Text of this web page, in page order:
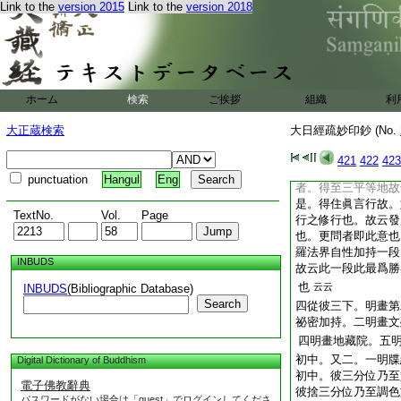
Link to the version 2015 Link to the version 2018
ホーム 検索 ご挨拶 組織 利
大正蔵検索
punctuation Hangul Eng
TextNo. Vol. Page
INBUDS
INBUDS(Bibliographic Database)
Search
Digital Dictionary of Buddhism
電子佛教辭典
大日經疏妙印鈔 (No.
421 422 423
已。然後結彼印誦
故。曼荼羅并己身
二無別也。以如此
荼羅外境。令荼吉
觀也乃至以此加持
云。想阿字定外院
作中台已。直向第
者。是治定本云發
此發趣含多種義門
者。得至三平等地
是。得住眞言行故
行之修行也。故云
也。更問者即此意
羅法界自性加持一
故云此一段此最爲
也 云云
四從彼三下。明畫
祕密加持。二明畫
四明畫地藏院。五
初中。又二。一明
初中。彼三分位乃
彼捨三分位乃至調